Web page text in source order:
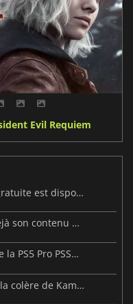
Evil Requiem
Resident Evil Requiem : la démo gratuite est disponible partout
Resident Evil Requiem prépare déjà son contenu après la sortie
Sony lance la mise à jour de l'IA de la PS5 Pro PSSR avec la prise en charge de Resident Evil Requiem
Fuites de Resident Evil Requiem : la colère de Kamiya